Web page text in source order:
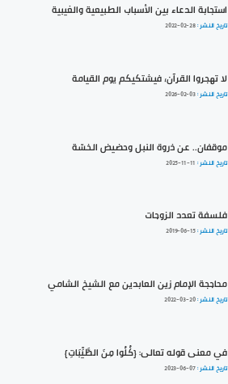
استجابة الدعاء بين الأسباب الطبيعية والغيبية
تاريخ النشر :2022-02-28
لا تهجروا القرآن؛ فيشتكيكم يوم القيامة
تاريخ النشر :2026-02-03
موقفان.. عن ذروة النبل وحضيض الخسّة
تاريخ النشر : 2025-11-11
فلسفة تعدد الزوجات
تاريخ النشر :2019-06-15
محاججة الإمام زين العابدين مع الشيخ الشامي
تاريخ النشر :2022-03-20
في معنى قوله تعالى: {كُلُوا مِنَ الطَّيِّبَاتِ}
تاريخ النشر :2023-06-07